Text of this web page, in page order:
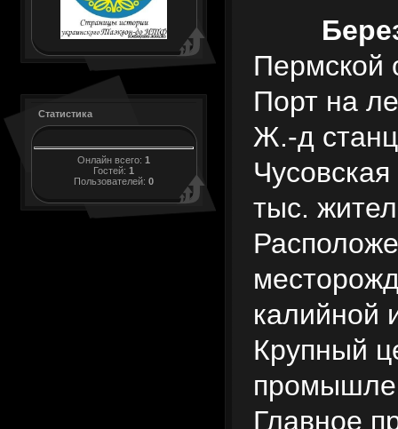
Статистика
Онлайн всего: 1
Гостей: 1
Пользователей: 0
Пермской
Порт на
Ж.-д
тыс.
калийной
Крупный
Главное